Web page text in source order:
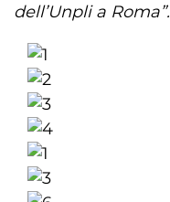
dell’Unpli a Roma”.